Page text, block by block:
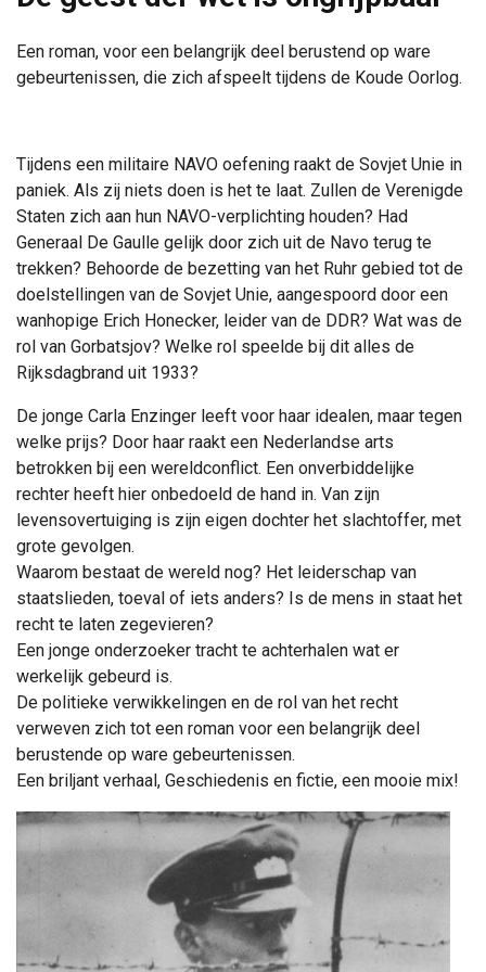
Een roman, voor een belangrijk deel berustend op ware
gebeurtenissen, die zich afspeelt tijdens de Koude Oorlog.
Tijdens een militaire NAVO oefening raakt de Sovjet Unie in
paniek. Als zij niets doen is het te laat. Zullen de Verenigde
Staten zich aan hun NAVO-verplichting houden? Had
Generaal De Gaulle gelijk door zich uit de Navo terug te
trekken? Behoorde de bezetting van het Ruhr gebied tot de
doelstellingen van de Sovjet Unie, aangespoord door een
wanhopige Erich Honecker, leider van de DDR? Wat was de
rol van Gorbatsjov? Welke rol speelde bij dit alles de
Rijksdagbrand uit 1933?
De jonge Carla Enzinger leeft voor haar idealen, maar tegen
welke prijs? Door haar raakt een Nederlandse arts
betrokken bij een wereldconflict. Een onverbiddelijke
rechter heeft hier onbedoeld de hand in. Van zijn
levensovertuiging is zijn eigen dochter het slachtoffer, met
grote gevolgen.
Waarom bestaat de wereld nog? Het leiderschap van
staatslieden, toeval of iets anders? Is de mens in staat het
recht te laten zegevieren?
Een jonge onderzoeker tracht te achterhalen wat er
werkelijk gebeurd is.
De politieke verwikkelingen en de rol van het recht
verweven zich tot een roman voor een belangrijk deel
berustende op ware gebeurtenissen.
Een briljant verhaal, Geschiedenis en fictie, een mooie mix!